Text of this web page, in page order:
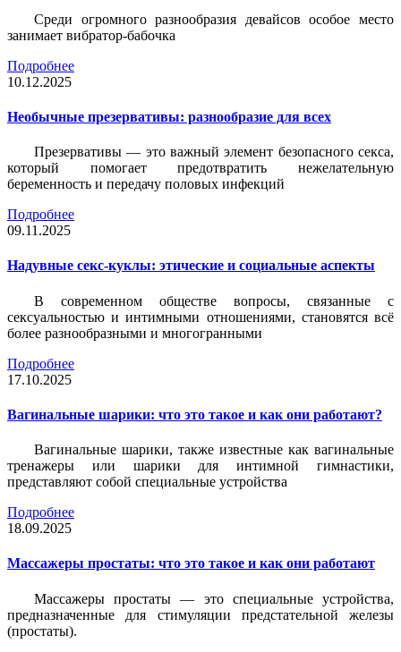
Среди огромного разнообразия девайсов особое место
занимает вибратор-бабочка
Подробнее
10.12.2025
Необычные презервативы: разнообразие для всех
Презервативы — это важный элемент безопасного секса,
который помогает предотвратить нежелательную
беременность и передачу половых инфекций
Подробнее
09.11.2025
Надувные секс-куклы: этические и социальные аспекты
В современном обществе вопросы, связанные с
сексуальностью и интимными отношениями, становятся всё
более разнообразными и многогранными
Подробнее
17.10.2025
Вагинальные шарики: что это такое и как они работают?
Вагинальные шарики, также известные как вагинальные
тренажеры или шарики для интимной гимнастики,
представляют собой специальные устройства
Подробнее
18.09.2025
Массажеры простаты: что это такое и как они работают
Массажеры простаты — это специальные устройства,
предназначенные для стимуляции предстательной железы
(простаты).